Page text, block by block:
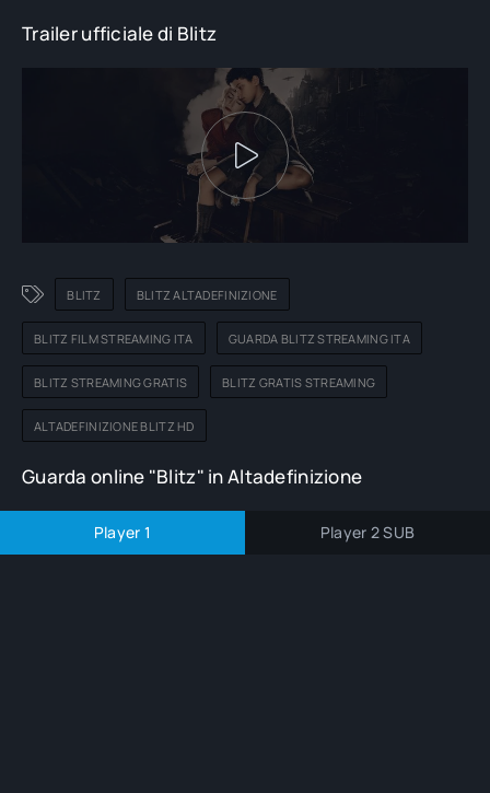
Trailer ufficiale di Blitz
BLITZ BLITZ ALTADEFINIZIONE
BLITZ FILM STREAMING ITA GUARDA BLITZ STREAMING ITA
BLITZ STREAMING GRATIS BLITZ GRATIS STREAMING
ALTADEFINIZIONE BLITZ HD
Guarda online "Blitz" in Altadefinizione
Player 1 Player 2 SUB